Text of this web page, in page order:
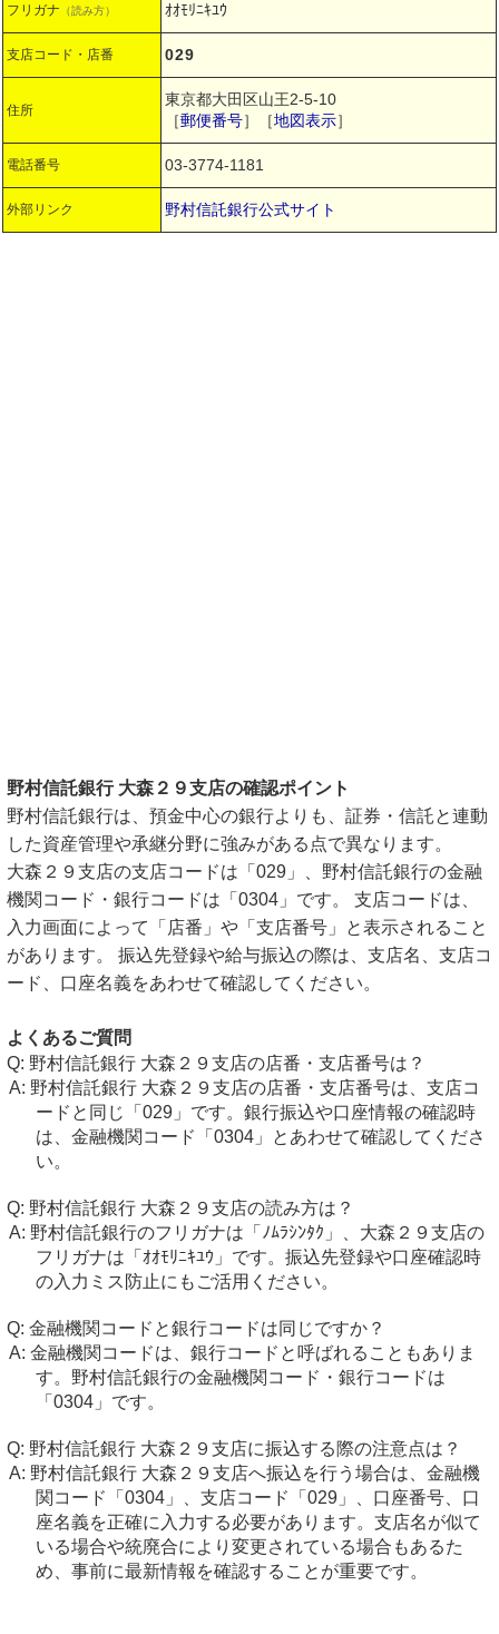
フリガナ （読み方） ｵｵﾓﾘﾆｷﾕｳ
支店コード・店番 029
住所
東京都大田区山王2-5-10
［郵便番号］［地図表示］
電話番号 03-3774-1181
外部リンク 野村信託銀行公式サイト
野村信託銀行 大森２９支店の確認ポイント
野村信託銀行は、預金中心の銀行よりも、証券・信託と連動
した資産管理や承継分野に強みがある点で異なります。
大森２９支店の支店コードは「029」、野村信託銀行の金融
機関コード・銀行コードは「0304」です。 支店コードは、
入力画面によって「店番」や「支店番号」と表示されること
があります。 振込先登録や給与振込の際は、支店名、支店コ
ード、口座名義をあわせて確認してください。
よくあるご質問
野村信託銀行 大森２９支店の店番・支店番号は？
野村信託銀行 大森２９支店の店番・支店番号は、支店コ
ードと同じ「029」です。銀行振込や口座情報の確認時
は、金融機関コード「0304」とあわせて確認してくださ
い。
野村信託銀行 大森２９支店の読み方は？
野村信託銀行のフリガナは「ﾉﾑﾗｼﾝﾀｸ」、大森２９支店の
フリガナは「ｵｵﾓﾘﾆｷﾕｳ」です。振込先登録や口座確認時
の入力ミス防止にもご活用ください。
金融機関コードと銀行コードは同じですか？
金融機関コードは、銀行コードと呼ばれることもありま
す。野村信託銀行の金融機関コード・銀行コードは
「0304」です。
野村信託銀行 大森２９支店に振込する際の注意点は？
野村信託銀行 大森２９支店へ振込を行う場合は、金融機
関コード「0304」、支店コード「029」、口座番号、口
座名義を正確に入力する必要があります。支店名が似て
いる場合や統廃合により変更されている場合もあるた
め、事前に最新情報を確認することが重要です。